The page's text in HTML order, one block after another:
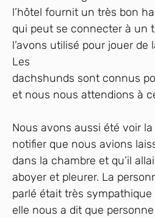
l’hôtel fournit un très bon
qui peut se connecter à un
l’avons utilisé pour jouer de
Les
dachshunds sont connus
et nous nous attendions à
Nous avons aussi été voir
notifier que nous avions
dans la chambre et qu’il
aboyer et pleurer. La
parlé était très
elle nous a dit que